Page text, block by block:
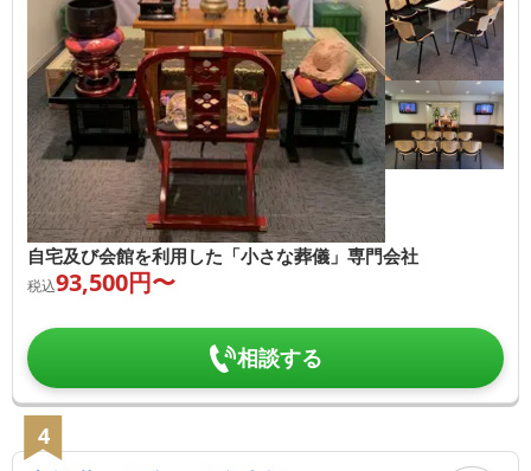
自宅及び会館を利用した「小さな葬儀」専門会社
税込93,500円〜
相談する
4